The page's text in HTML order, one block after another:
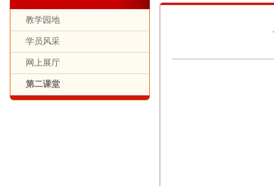
教学园地
学员风采
网上展厅
第二课堂